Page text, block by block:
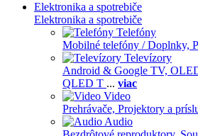
Elektronika a spotrebiče
Elektronika a spotrebiče
Telefóny
Mobilné telefóny / Doplnky,
Televízory
Android & Google TV,
QLED T ... viac
Video
Prehrávače, Projektory a
Audio